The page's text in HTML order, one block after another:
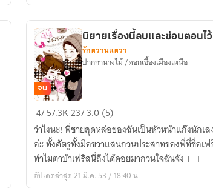
นิยาย
เรื่อง
นี้
ลบ
และ
ซ่อน
จบ
นิยายเรื่องนี้ลบและซ่อนตอนไว้
รักหวานแหวว
ปากกานางไม้ /ดอกเอื้องเมืองเหนือ
4757.3K2373.0 (5)
ว่าไงนะ! พี่ชายสุดหล่อของฉันเป็นหัวหน้าแก๊งนักเ
อ่ะ ทั้งศัตรูทั้งมือขวาแสนกวนประสาทของพี่ที่ชื่อเฟ
ทำไมตาบ้าเฟริสนี่ถึงได้คอยมากวนใจฉันจัง T_T
อัปเดตล่าสุด 21 มี.ค. 53 / 18:40 น.